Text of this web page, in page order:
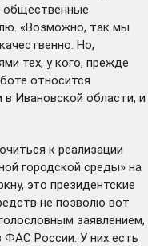
«Возможно, так мы
Но,
тех, у кого, прежде
относится
в Ивановской области, и
к реализации
городской среды» на
это президентские
не позволю вот
заявлением,
России. У них есть